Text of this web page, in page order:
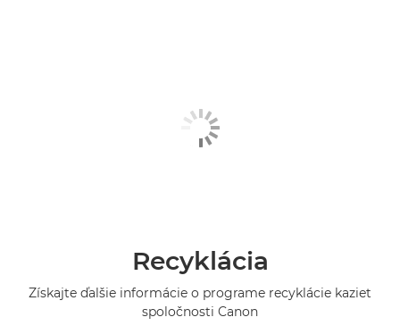
Recyklácia
Získajte ďalšie informácie o programe recyklácie kaziet
spoločnosti Canon